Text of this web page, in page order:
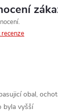
obal,
byla vyšší